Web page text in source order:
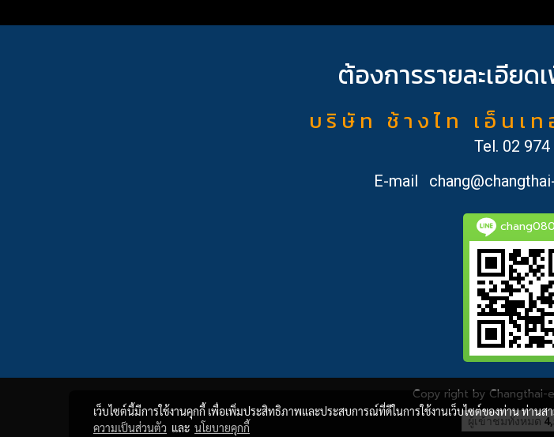
ต้องการรายละเอียด
บ ริ ษั ท ช้ า ง ไ ท เ อ็ น เ ท
Tel. 02 974
E-mail
Copy right by Changthai-
ผู้เข้าชมวันนี้
เว็บไซต์นี้มีการใช้งานคุกกี้ เพื่อเพิ่มประสิทธิภาพและประสบการณ์ที่ดีในการใช้งานเว็บไซต์ของท่าน ท่านส
ความเป็นส่วนตัว และ นโยบายคุกกี้